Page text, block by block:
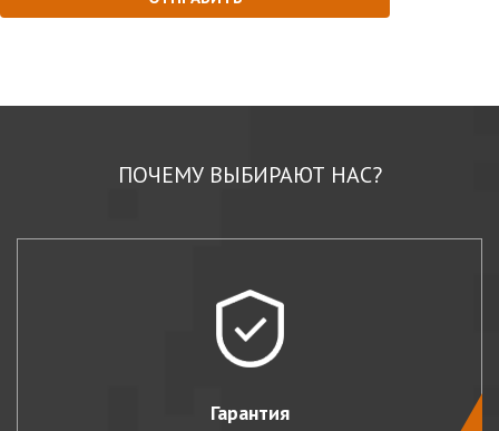
ПОЧЕМУ ВЫБИРАЮТ НАС?
Гарантия